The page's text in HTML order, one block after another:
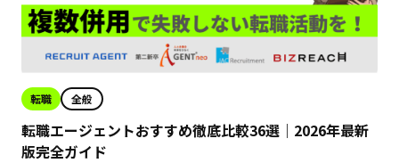
転職 全般
転職エージェントおすすめ徹底比較36選｜2026年最新
版完全ガイド